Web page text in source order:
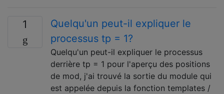
1
Quelqu'un peut-il expliquer le
processus tp = 1?
Quelqu'un peut-il expliquer le processus
derrière tp = 1 pour l'aperçu des positions
de mod, j'ai trouvé la sortie du module qui
est appelée depuis la fonction templates /